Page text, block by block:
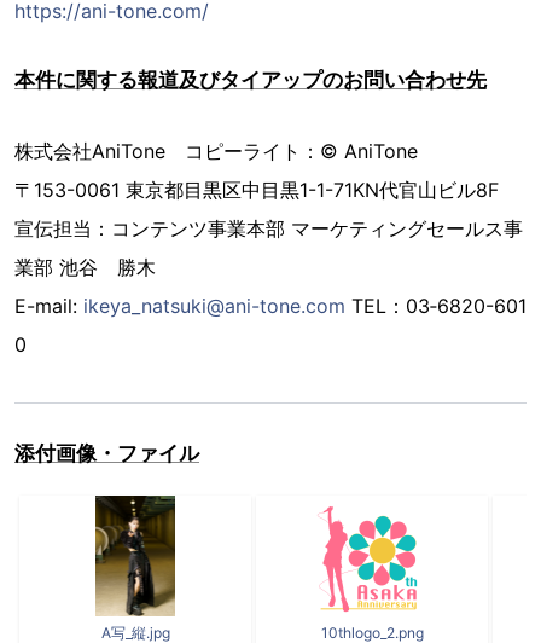
https://ani-tone.com/
本件に関する報道及びタイアップのお問い合わせ先
株式会社AniTone コピーライト：© AniTone
〒153-0061 東京都目黒区中目黒1-1-71KN代官山ビル8F
宣伝担当：コンテンツ事業本部 マーケティングセールス事
業部 池谷 勝木
E-mail: ikeya_natsuki@ani-tone.com TEL：03‐6820-601
0
添付画像・ファイル
A写_縦.jpg 10thlogo_2.png